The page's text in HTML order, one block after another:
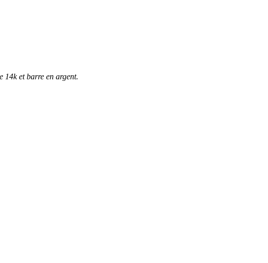
14k et barre en argent.